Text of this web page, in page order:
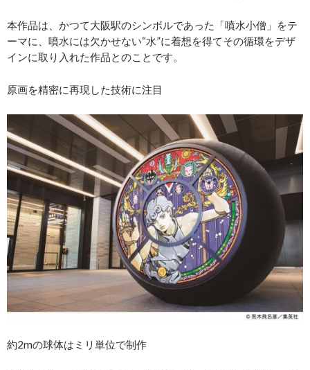
本作品は、かつて大阪駅のシンボルであった「噴水小僧」をテ
ーマに、噴水には欠かせない“水”に着想を得てその循環をデザ
インに取り入れた作品とのことです。
原画を精密に再現した技術に注目
約2mの球体はミリ単位で制作